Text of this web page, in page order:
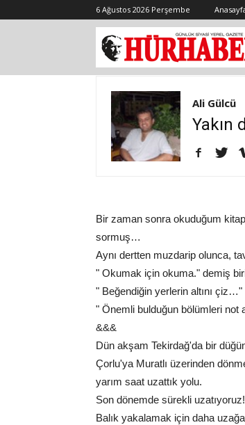
6 Ağustos 2026 Perşembe
Ali Gülcü
Yakın
Bir zaman sonra okuduğum
sormuş…
Aynı dertten muzdarip olunca,
" Okumak için okuma." demiş
" Beğendiğin yerlerin altını çiz…"
" Önemli bulduğun bölümleri not
&&&
Dün akşam Tekirdağ'da bir
Çorlu'ya Muratlı üzerinden
yarım saat uzattık yolu.
Son dönemde sürekli uzatıyoruz!
Balık yakalamak için daha